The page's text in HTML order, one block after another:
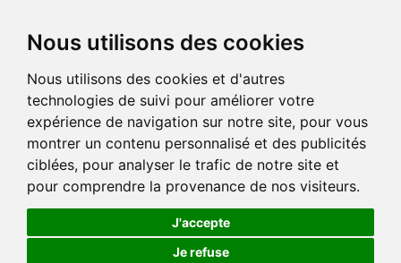
Nous utilisons des cookies
Nous utilisons des cookies et d'autres
technologies de suivi pour améliorer votre
expérience de navigation sur notre site, pour vous
montrer un contenu personnalisé et des publicités
ciblées, pour analyser le trafic de notre site et
pour comprendre la provenance de nos visiteurs.
J'accepte
Je refuse